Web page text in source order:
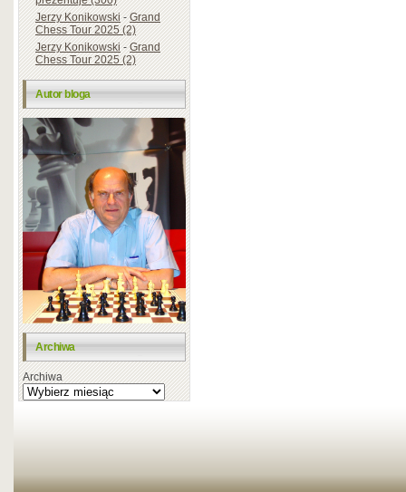
Jerzy Konikowski-Grand
Chess Tour 2025 (2)
Jerzy Konikowski-Grand
Chess Tour 2025 (2)
Autor bloga
Archiwa
Archiwa